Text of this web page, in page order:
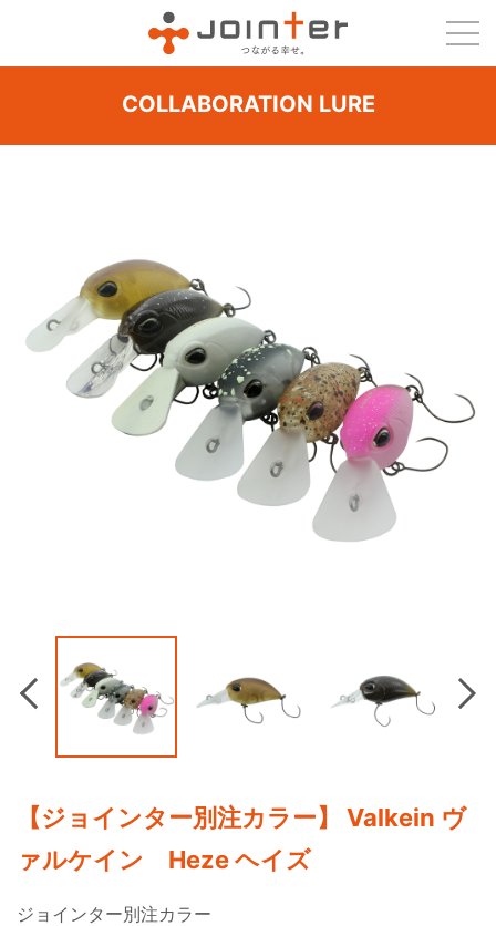
COLLABORATION LURE
Previous
Next
【ジョインター別注カラー】 Valkein ヴ
ァルケイン Heze ヘイズ
ジョインター別注カラー